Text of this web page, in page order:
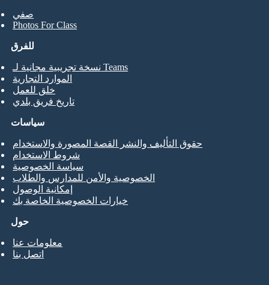
صفي
Photos For Class
للفرق
نسخة تجريبية مجانية لـ Teams
الموارد التجارية
خلق للعمل
تاريخ فريق بلدي
حول
معلومات عنا
اتصل بنا
سياسات
حقوق التأليف والنشر القصة المصورة والاستخدام
شروط الاستخدام
سياسة الخصوصية
الخصوصية والأمن للمدارس والطلاب
إمكانية الوصول
خيارات الخصوصية الخاصة بك